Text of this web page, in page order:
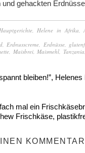
gehackten
Hauptgerichte, Helene in Afrika,
Erdnusscreme Erdnüsse,
, Maisbrei, Maismehl Tanzania
bleiben!”,
mal ein
Frischkäse,
KOMMENTAR